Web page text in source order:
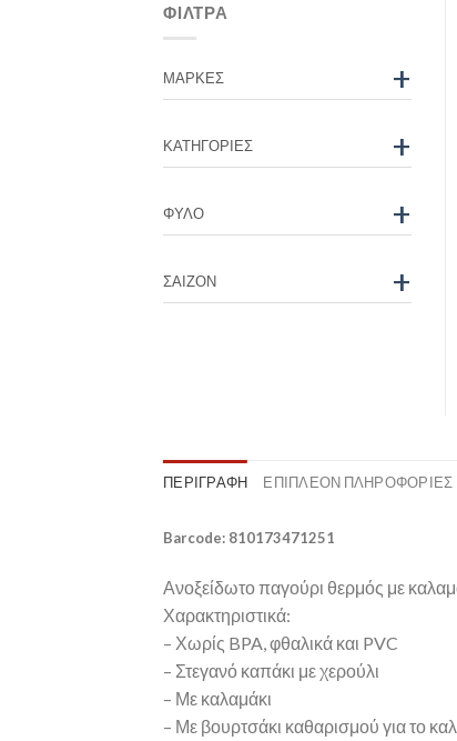
ΦΊΛΤΡΑ
ΜΆΡΚΕΣ +
ΚΑΤΗΓΟΡΊΕΣ +
ΦΎΛΟ +
ΣΑΙΖΌΝ +
ΠΕΡΙΓΡΑΦΉ ΕΠΙΠΛΈΟΝ ΠΛΗΡΟΦΟΡΊΕΣ
Barcode: 810173471251
Ανοξείδωτο παγούρι θερμός με
Χαρακτηριστικά:
– Χωρίς BPA, φθαλικά και PVC
– Στεγανό καπάκι με χερούλι
– Με καλαμάκι
– Με βουρτσάκι καθαρισμού για το